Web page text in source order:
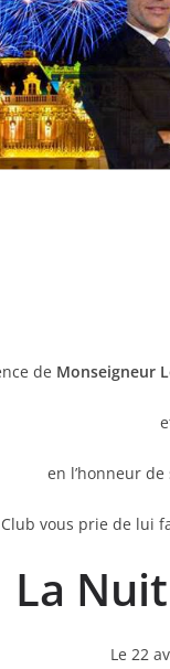
de Monseigneur
en l’honneur
vous prie de lui
La
Le 22